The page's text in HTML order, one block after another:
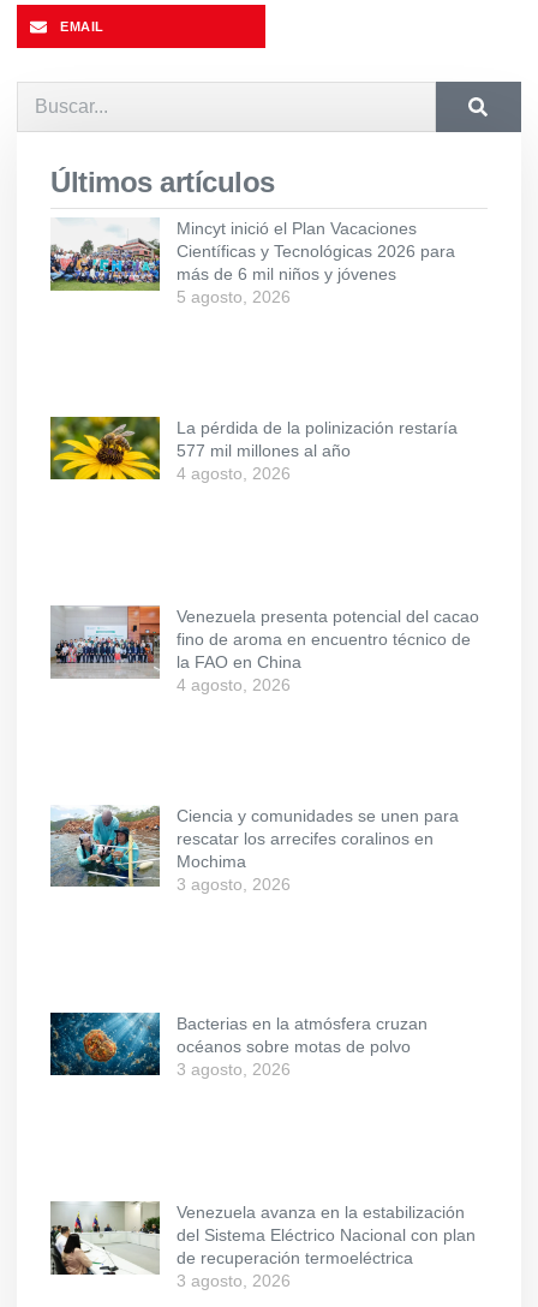
EMAIL
Últimos artículos
Mincyt inició el Plan Vacaciones
Científicas y Tecnológicas 2026 para
más de 6 mil niños y jóvenes
5 agosto, 2026
La pérdida de la polinización restaría
577 mil millones al año
4 agosto, 2026
Venezuela presenta potencial del cacao
fino de aroma en encuentro técnico de
la FAO en China
4 agosto, 2026
Ciencia y comunidades se unen para
rescatar los arrecifes coralinos en
Mochima
3 agosto, 2026
Bacterias en la atmósfera cruzan
océanos sobre motas de polvo
3 agosto, 2026
Venezuela avanza en la estabilización
del Sistema Eléctrico Nacional con plan
de recuperación termoeléctrica
3 agosto, 2026